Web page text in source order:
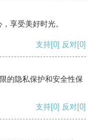
享受美好时光。
支持[0] 反对[0]
的隐私保护和安全性保
支持[0] 反对[0]